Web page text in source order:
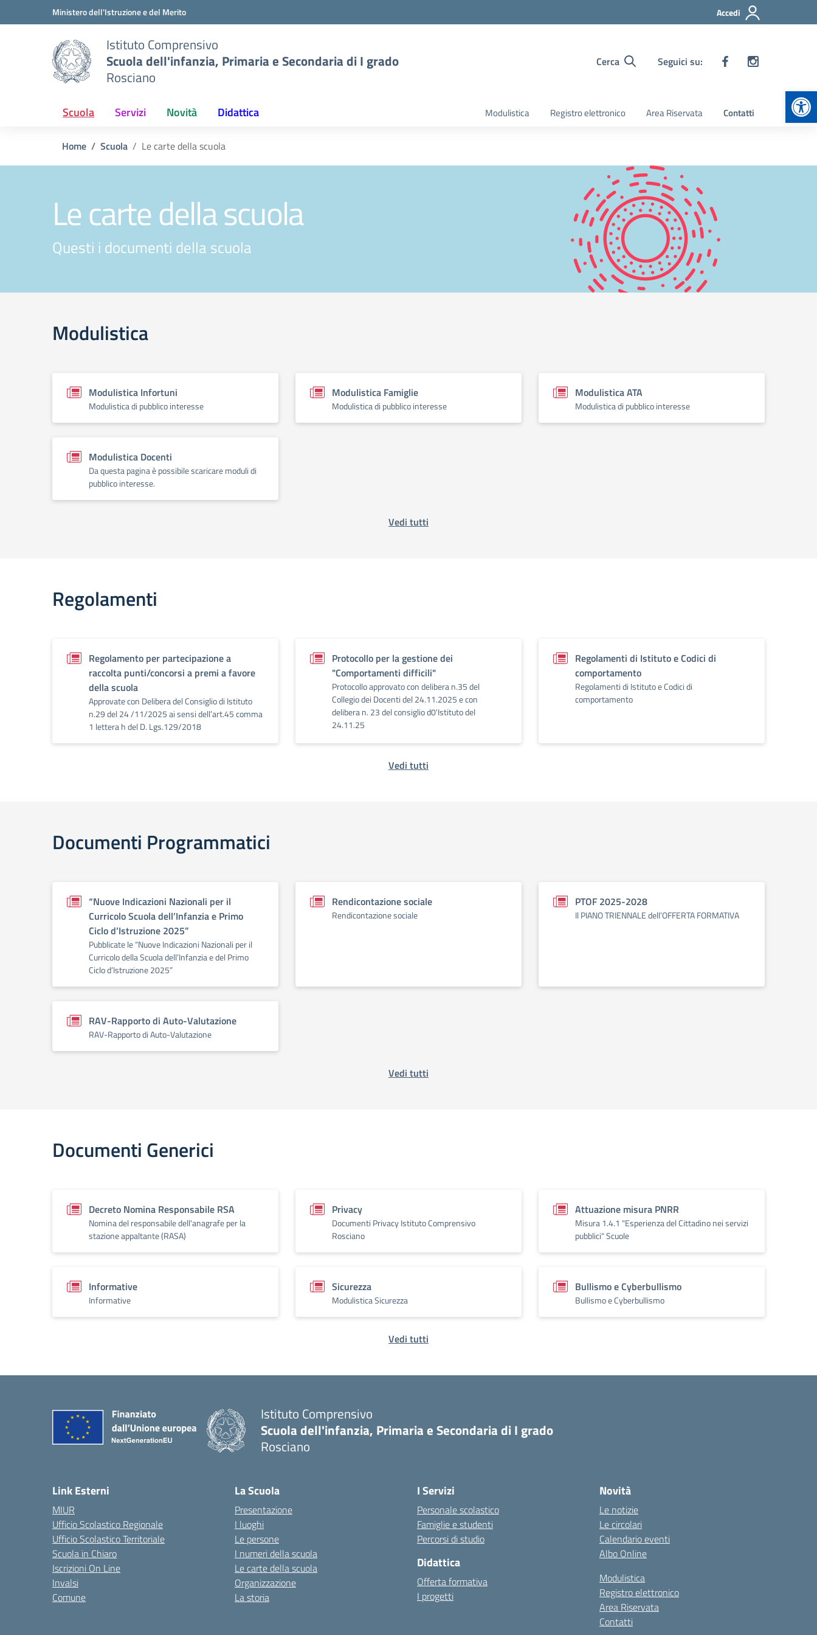
Vai ai contenuti
Vai al menu di navigazioneMinistero dell'Istruzione e del Merito Accedi
Istituto Comprensivo
Scuola dell'infanzia, Primaria e Secondaria di I grado
Rosciano
Cerca Seguici su:
Scuola Servizi Novità Didattica Modulistica Registro elettronico Area Riservata Contatti
Home Scuola Le carte della scuola
Le carte della scuola
Questi i documenti della scuola
Modulistica
Modulistica Infortuni
Modulistica di pubblico interesse
Modulistica Famiglie
Modulistica di pubblico interesse
Modulistica ATA
Modulistica di pubblico interesse
Modulistica Docenti
Da questa pagina è possibile scaricare moduli di
pubblico interesse.
Vedi tutti
Regolamenti
Regolamento per partecipazione a
raccolta punti/concorsi a premi a favore
della scuola
Approvate con Delibera del Consiglio di Istituto
n.29 del 24 /11/2025 ai sensi dell’art.45 comma
1 lettera h del D. Lgs.129/2018
Protocollo per la gestione dei
"Comportamenti difficili"
Protocollo approvato con delibera n.35 del
Collegio dei Docenti del 24.11.2025 e con
delibera n. 23 del consiglio d0'Istituto del
24.11.25
Regolamenti di Istituto e Codici di
comportamento
Regolamenti di Istituto e Codici di
comportamento
Vedi tutti
Documenti Programmatici
“Nuove Indicazioni Nazionali per il
Curricolo Scuola dell’Infanzia e Primo
Ciclo d’Istruzione 2025”
Pubblicate le “Nuove Indicazioni Nazionali per il
Curricolo della Scuola dell’Infanzia e del Primo
Ciclo d’Istruzione 2025”
Rendicontazione sociale
Rendicontazione sociale
PTOF 2025-2028
Il PIANO TRIENNALE dell’OFFERTA FORMATIVA
RAV-Rapporto di Auto-Valutazione
RAV-Rapporto di Auto-Valutazione
Vedi tutti
Documenti Generici
Decreto Nomina Responsabile RSA
Nomina del responsabile dell'anagrafe per la
stazione appaltante (RASA)
Privacy
Documenti Privacy Istituto Comprensivo
Rosciano
Attuazione misura PNRR
Misura 1.4.1 "Esperienza del Cittadino nei servizi
pubblici" Scuole
Informative
Informative
Sicurezza
Modulistica Sicurezza
Bullismo e Cyberbullismo
Bullismo e Cyberbullismo
Vedi tutti
Istituto Comprensivo
Scuola dell'infanzia, Primaria e Secondaria di I grado
Rosciano
Link Esterni
MIUR
Ufficio Scolastico Regionale
Ufficio Scolastico Territoriale
Scuola in Chiaro
Iscrizioni On Line
Invalsi
Comune
La Scuola
Presentazione
I luoghi
Le persone
I numeri della scuola
Le carte della scuola
Organizzazione
La storia
I Servizi
Personale scolastico
Famiglie e studenti
Percorsi di studio
Didattica
Offerta formativa
I progetti
Novità
Le notizie
Le circolari
Calendario eventi
Albo Online
Modulistica
Registro elettronico
Area Riservata
Contatti